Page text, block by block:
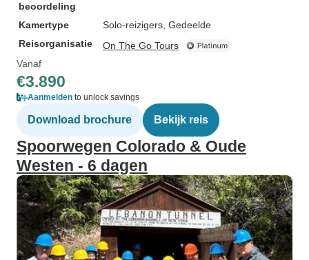
beoordeling
Kamertype
Solo-reizigers, Gedeelde
Reisorganisatie
On The Go Tours
Vanaf
€3.890
Aanmelden to unlock savings
Download brochure Bekijk reis
Spoorwegen Colorado & Oude
Westen - 6 dagen